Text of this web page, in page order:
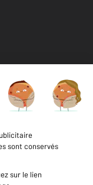
d'honoraires